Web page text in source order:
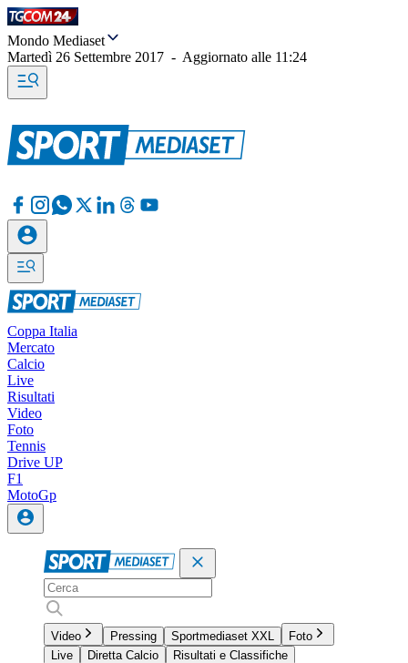
Mondo Mediaset
Martedì 26 Settembre 2017 - Aggiornato alle 11:24
Coppa Italia
Mercato
Calcio
Live
Risultati
Video
Foto
Tennis
Drive UP
F1
MotoGp
Video Pressing Sportmediaset XXL
Foto
Live
Diretta Calcio
Risultati e Classifiche